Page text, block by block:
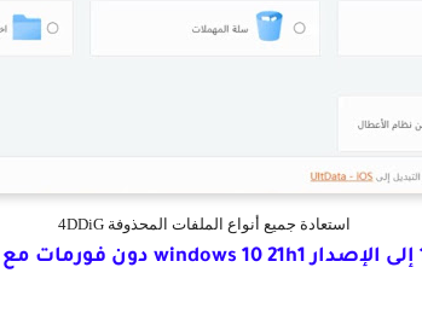
استعادة جميع أنواع الملفات المحذوفة 4DDiG